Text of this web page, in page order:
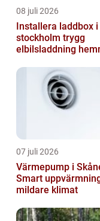
08 juli 2026
Installera laddbox i
stockholm trygg
elbilsladdning
07 juli 2026
Värmepump i
Smart
mildare klimat